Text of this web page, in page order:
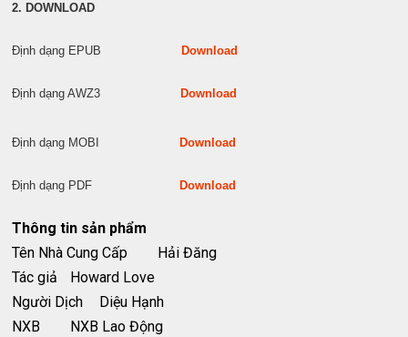
2. DOWNLOAD
Định dạng EPUB Download
Định dạng AWZ3 Download
Định dạng MOBI Download
Định dạng PDF Download
Thông tin sản phẩm
Tên Nhà Cung Cấp
Hải Đăng
Tác giả
Howard Love
Người Dịch
Diệu Hạnh
NXB
NXB Lao Động